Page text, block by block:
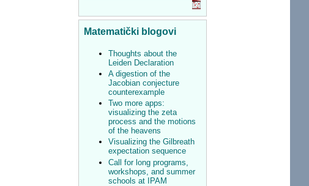
Matematički blogovi
Thoughts about the
Leiden Declaration
A digestion of the
Jacobian conjecture
counterexample
Two more apps:
visualizing the zeta
process and the motions
of the heavens
Visualizing the Gilbreath
expectation sequence
Call for long programs,
workshops, and summer
schools at IPAM